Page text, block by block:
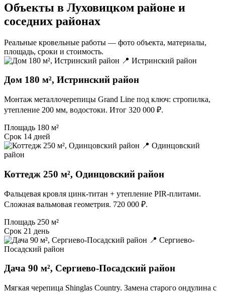
Объекты в Луховицком районе и
соседних районах
Реальные кровельные работы — фото объекта, материалы,
площадь, сроки и стоимость.
📍 Истринский район
Дом 180 м², Истринский район
Монтаж металлочерепицы Grand Line под ключ: стропилка,
утепление 200 мм, водостоки. Итог 320 000 ₽.
Площадь 180 м²
Срок 14 дней
📍 Одинцовский
район
Коттедж 250 м², Одинцовский район
Фальцевая кровля цинк-титан + утепление PIR-плитами.
Сложная вальмовая геометрия. 720 000 ₽.
Площадь 250 м²
Срок 21 день
📍 Сергиево-
Посадский район
Дача 90 м², Сергиево-Посадский район
Мягкая черепица Shinglas Country. Замена старого ондулина с